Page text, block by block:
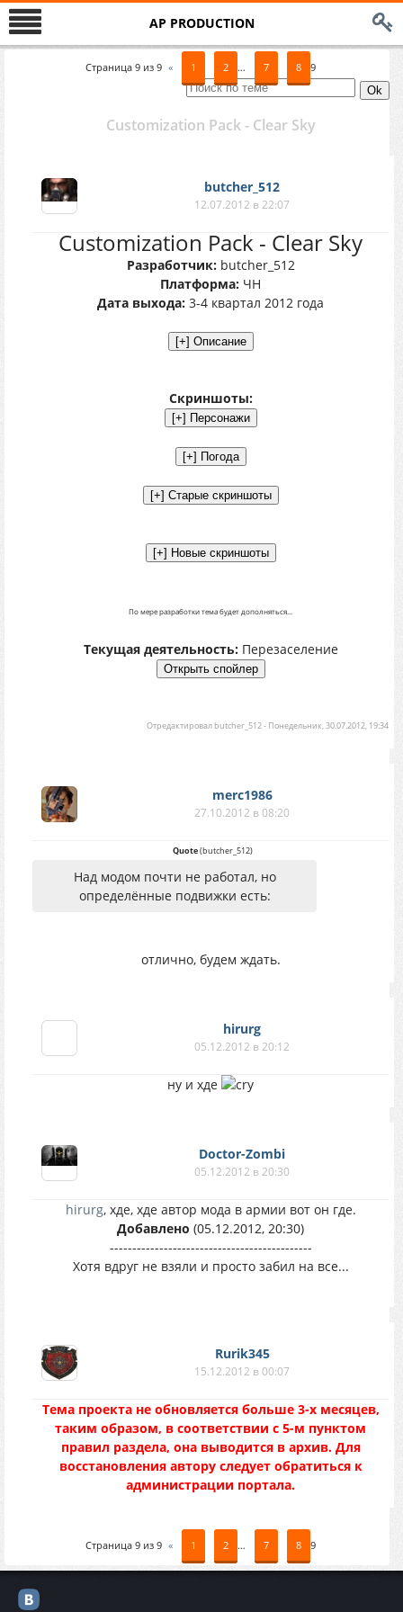
AP PRODUCTION
Страница 9из 9 « 1 2 … 7 8 9
Customization Pack - Clear Sky
butcher_512
12.07.2012 в 22:07
Customization Pack - Clear Sky
Разработчик:butcher_512
Платформа: ЧН
Дата выхода: 3-4 квартал 2012 года
Скриншоты:
По мере разработки тема будет дополняться...
Текущая деятельность:Перезаселение
Отредактировал butcher_512- Понедельник, 30.07.2012, 19:34
merc1986
27.10.2012 в 08:20
Quote(butcher_512)
Над модом почти не работал, но
определённые подвижки есть:
отлично, будем ждать.
hirurg
05.12.2012 в 20:12
ну и хде
Doctor-Zombi
05.12.2012 в 20:30
hirurg, хде, хде автор мода в армии вот он где.
Добавлено (05.12.2012, 20:30)
---------------------------------------------
Хотя вдруг не взяли и просто забил на все...
Rurik345
15.12.2012 в 00:07
Тема проекта не обновляется больше 3-х месяцев,
таким образом, в соответствии с 5-м пунктом
правил раздела, она выводится в архив. Для
восстановления автору следует обратиться к
администрации портала.
Страница 9из 9 « 1 2 … 7 8 9